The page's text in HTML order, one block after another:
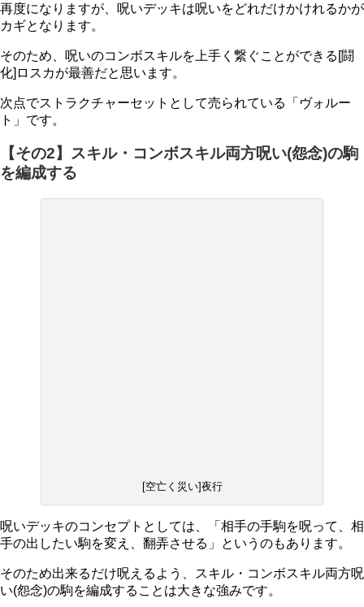
再度になりますが、呪いデッキは呪いをどれだけかけれるかが
カギとなります。
そのため、 呪いのコンボスキルを上手く繋ぐことができる[闘
化]ロスカが最善だと思います。
次点でストラクチャーセットとして売られている「ヴォルー
ト」です。
【その2】スキル・コンボスキル両方呪い(怨念)の駒
を編成する
[空亡く災い]夜行
呪いデッキのコンセプトとしては、「相手の手駒を呪って、相
手の出したい駒を変え、翻弄させる」というのもあります。
そのため出来るだけ呪えるよう、スキル・コンボスキル両方呪
い(怨念)の駒を編成することは大きな強みです。